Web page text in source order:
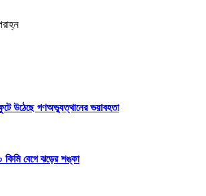
উঠেছে গণঅভ্যুত্থানের ভয়াবহতা
বেগে ঝড়ের শঙ্কা